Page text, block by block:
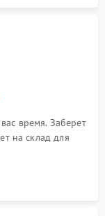
время. Заберет
на склад для